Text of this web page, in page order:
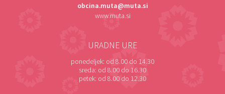
obcina.muta@muta.si
www.muta.si
URADNE URE
ponedeljek: od 8.00 do 14.30
sreda: od 8.00 do 16.30
petek: od 8.00 do 12.30